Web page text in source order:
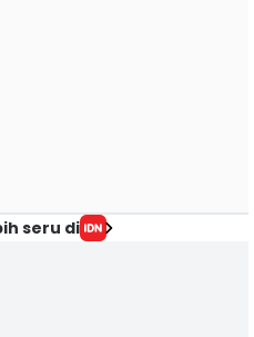
seru di